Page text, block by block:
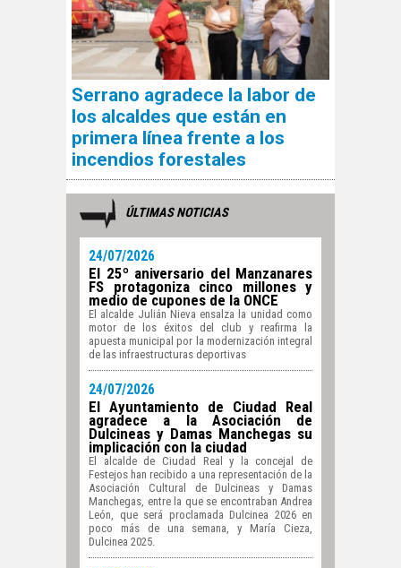
Serrano agradece la labor de
los alcaldes que están en
primera línea frente a los
incendios forestales
ÚLTIMAS NOTICIAS
24/07/2026
El 25º aniversario del Manzanares
FS protagoniza cinco millones y
medio de cupones de la ONCE
El alcalde Julián Nieva ensalza la unidad como
motor de los éxitos del club y reafirma la
apuesta municipal por la modernización integral
de las infraestructuras deportivas
24/07/2026
El Ayuntamiento de Ciudad Real
agradece a la Asociación de
Dulcineas y Damas Manchegas su
implicación con la ciudad
El alcalde de Ciudad Real y la concejal de
Festejos han recibido a una representación de la
Asociación Cultural de Dulcineas y Damas
Manchegas, entre la que se encontraban Andrea
León, que será proclamada Dulcinea 2026 en
poco más de una semana, y María Cieza,
Dulcinea 2025.